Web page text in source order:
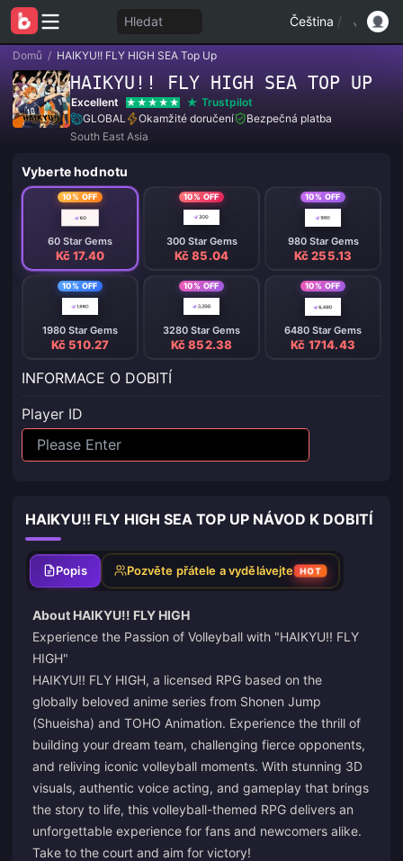
Hledat Čeština /
Domů / HAIKYU!! FLY HIGH SEA Top Up
HAIKYU!! FLY HIGH SEA TOP UP
Excellent
Trustpilot
GLOBAL
Okamžité doručení
Bezpečná platba
South East Asia
Vyberte hodnotu
10% OFF
60 Star Gems
Kč 17.40
10% OFF
300 Star Gems
Kč 85.04
10% OFF
980 Star Gems
Kč 255.13
10% OFF
1980 Star Gems
Kč 510.27
10% OFF
3280 Star Gems
Kč 852.38
10% OFF
6480 Star Gems
Kč 1714.43
INFORMACE O DOBITÍ
Player ID
HAIKYU!! FLY HIGH SEA TOP UP NÁVOD K DOBITÍ
Popis Pozvěte přátele a vydělávejte HOT
About HAIKYU!! FLY HIGH
Experience the Passion of Volleyball with "HAIKYU!! FLY
HIGH"
HAIKYU!! FLY HIGH, a licensed RPG based on the
globally beloved anime series from Shonen Jump
(Shueisha) and TOHO Animation. Experience the thrill of
building your dream team, challenging fierce opponents,
and reliving iconic volleyball moments. With stunning 3D
visuals, authentic voice acting, and gameplay that brings
the story to life, this volleyball-themed RPG delivers an
unforgettable experience for fans and newcomers alike.
Take to the court and aim for victory!